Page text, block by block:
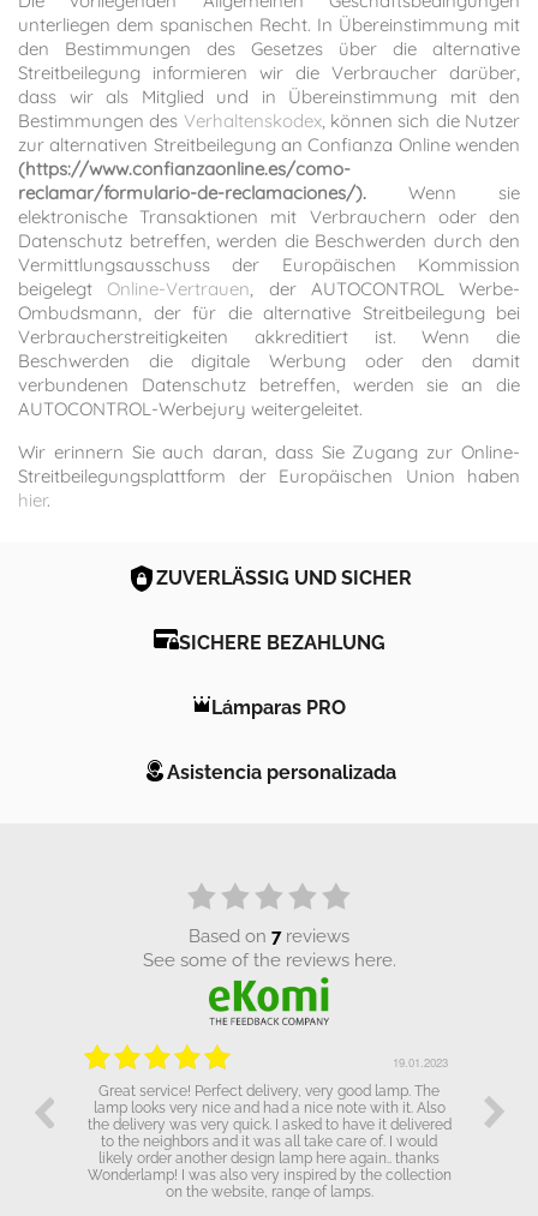
unterliegen dem spanischen Recht. In Übereinstimmung mit
den Bestimmungen des Gesetzes über die alternative
Streitbeilegung informieren wir die Verbraucher darüber,
dass wir als Mitglied und in Übereinstimmung mit den
Bestimmungen des Verhaltenskodex, können sich die Nutzer
zur alternativen Streitbeilegung an Confianza Online wenden
(https://www.confianzaonline.es/como-
reclamar/formulario-de-reclamaciones/). Wenn sie
elektronische Transaktionen mit Verbrauchern oder den
Datenschutz betreffen, werden die Beschwerden durch den
Vermittlungsausschuss der Europäischen Kommission
beigelegt Online-Vertrauen, der AUTOCONTROL Werbe-
Ombudsmann, der für die alternative Streitbeilegung bei
Verbraucherstreitigkeiten akkreditiert ist. Wenn die
Beschwerden die digitale Werbung oder den damit
verbundenen Datenschutz betreffen, werden sie an die
AUTOCONTROL-Werbejury weitergeleitet.
Wir erinnern Sie auch daran, dass Sie Zugang zur Online-
Streitbeilegungsplattform der Europäischen Union haben
hier.
ZUVERLÄSSIG UND SICHER
SICHERE BEZAHLUNG
Lámparas PRO
Asistencia personalizada
based on 7reviews
see some of the reviews here.
19.01.2023
Great service! Perfect delivery, very good lamp. The
lamp looks very nice and had a nice note with it. Also
the delivery was very quick. I asked to have it delivered
to the neighbors and it was all take care of. I would
likely order another design lamp here again.. thanks
Wonderlamp! I was also very inspired by the collection
on the website, range of lamps.